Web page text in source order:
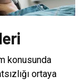
konusunda
ortaya